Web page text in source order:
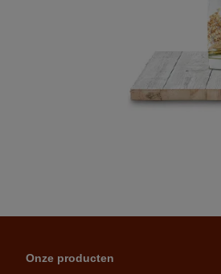
Onze producten